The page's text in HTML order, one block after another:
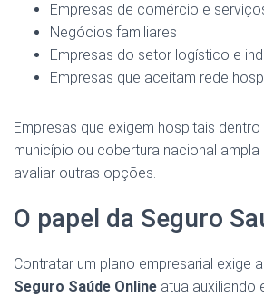
Empresas de comércio e
Negócios familiares
Empresas do setor logístico e
Empresas que aceitam rede
Empresas que exigem hospitais
município ou cobertura nacional
avaliar outras opções.
O papel da Seguro
Contratar um plano empresarial exige
Seguro Saúde Online atua auxiliando